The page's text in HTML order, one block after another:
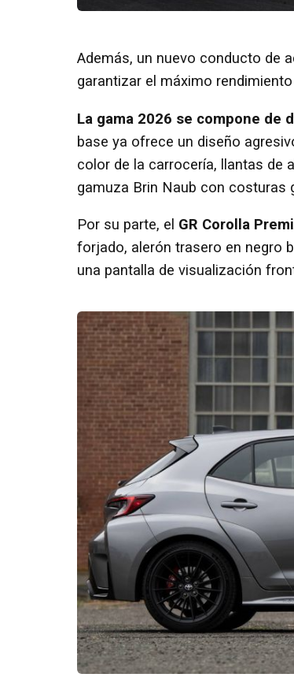
Además, un nuevo conducto de
garantizar el máximo
La gama 2026 se compone de
base ya ofrece un diseño
color de la carrocería, llantas de
gamuza Brin Naub con costuras
Por su parte, el GR Corolla
forjado, alerón trasero en negro
una pantalla de visualización